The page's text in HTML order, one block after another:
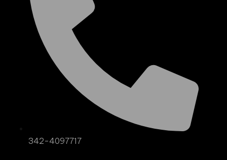
342-4097717